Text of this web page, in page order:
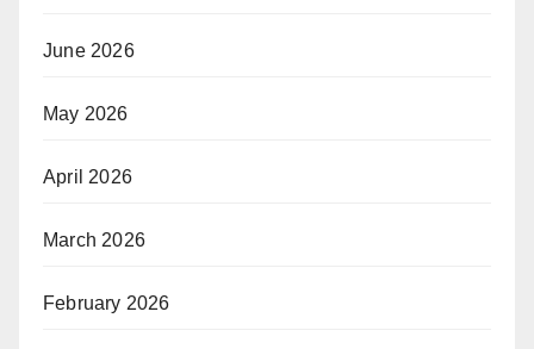
June 2026
May 2026
April 2026
March 2026
February 2026